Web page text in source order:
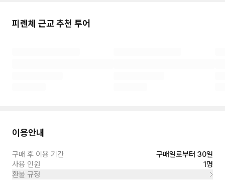
피렌체 근교 추천 투어
이용안내
구매 후 이용 기간
구매일로부터 30일
사용 인원
1명
환불 규정